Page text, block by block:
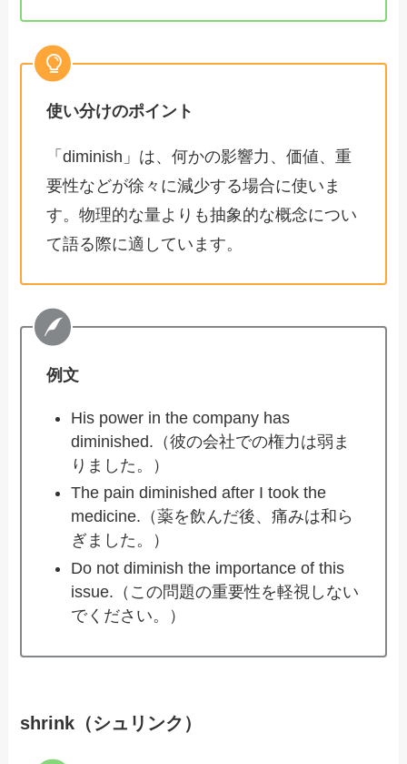
使い分けのポイント
「diminish」は、何かの影響力、価値、重
要性などが徐々に減少する場合に使いま
す。物理的な量よりも抽象的な概念につい
て語る際に適しています。
例文
His power in the company has
diminished.（彼の会社での権力は弱ま
りました。）
The pain diminished after I took the
medicine.（薬を飲んだ後、痛みは和ら
ぎました。）
Do not diminish the importance of this
issue.（この問題の重要性を軽視しない
でください。）
shrink（シュリンク）